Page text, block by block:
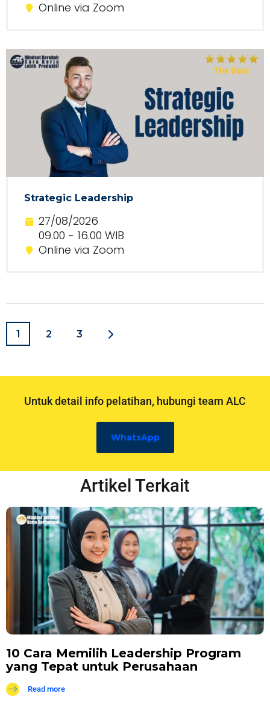
Online via Zoom
Strategic Leadership
27/08/2026
09.00 - 16.00 WIB
Online via Zoom
1 2 3
Untuk detail info pelatihan, hubungi team ALC
WhatsApp
Artikel Terkait
10 Cara Memilih Leadership Program
yang Tepat untuk Perusahaan
Read more